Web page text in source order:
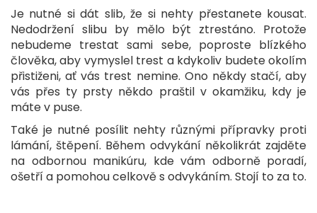
Je nutné si dát slib, že si nehty přestanete kousat.
Nedodržení slibu by mělo být ztrestáno. Protože
nebudeme trestat sami sebe, poproste blízkého
člověka, aby vymyslel trest a kdykoliv budete okolím
přistiženi, ať vás trest nemine. Ono někdy stačí, aby
vás přes ty prsty někdo praštil v okamžiku, kdy je
máte v puse.
Také je nutné posílit nehty různými přípravky proti
lámání, štěpení. Během odvykání několikrát zajděte
na odbornou manikúru, kde vám odborně poradí,
ošetří a pomohou celkově s odvykáním. Stojí to za to.